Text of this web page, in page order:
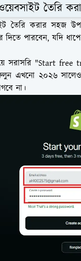
তৈরি
তৈরি করার
পারবেন, যদি
সরাসরি "Start free
এখনো ২০২৬
না।